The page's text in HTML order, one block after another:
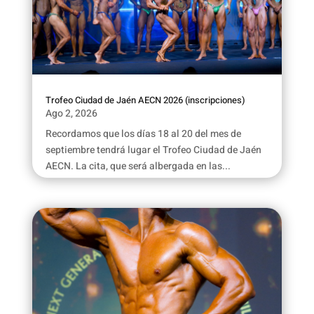
Trofeo Ciudad de Jaén AECN 2026 (inscripciones)
Ago 2, 2026
Recordamos que los días 18 al 20 del mes de
septiembre tendrá lugar el Trofeo Ciudad de Jaén
AECN. La cita, que será albergada en las...